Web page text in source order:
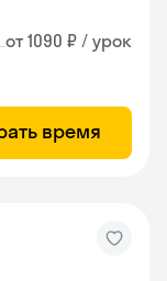
от 1090 ₽ / урок
время